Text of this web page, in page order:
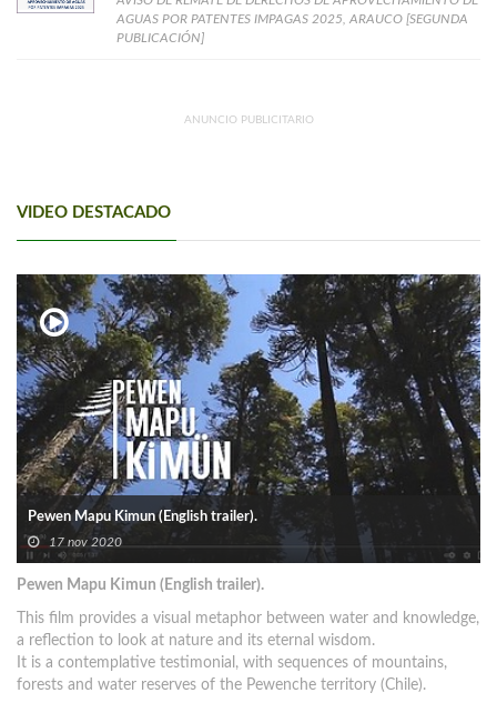
AGUAS POR PATENTES IMPAGAS 2025, ARAUCO [SEGUNDA
PUBLICACIÓN]
ANUNCIO PUBLICITARIO
VIDEO DESTACADO
Pewen Mapu Kimun (English trailer).
17 nov 2020
Pewen Mapu Kimun (English trailer).
This film provides a visual metaphor between water and knowledge,
a reflection to look at nature and its eternal wisdom.
It is a contemplative testimonial, with sequences of mountains,
forests and water reserves of the Pewenche territory (Chile).